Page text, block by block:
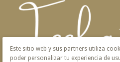
Este sitio web y sus partners utiliza
poder personalizar tu experiencia de